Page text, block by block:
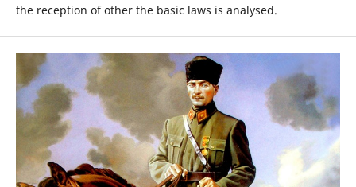
the reception of other the basic laws is analysed.